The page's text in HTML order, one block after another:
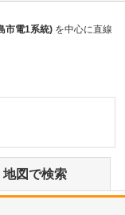
市電1系統) を中心に直線
地図で検索